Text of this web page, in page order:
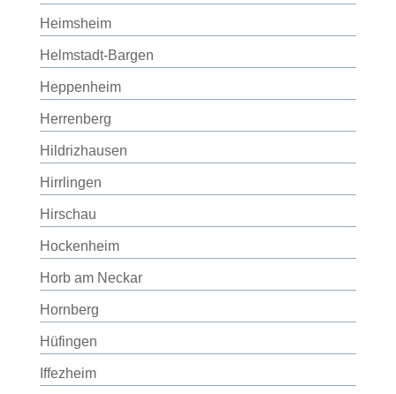
Heimsheim
Helmstadt-Bargen
Heppenheim
Herrenberg
Hildrizhausen
Hirrlingen
Hirschau
Hockenheim
Horb am Neckar
Hornberg
Hüfingen
Iffezheim